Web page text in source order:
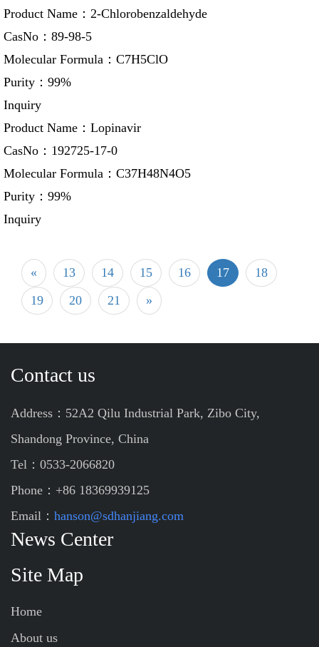
Product Name： 2-Chlorobenzaldehyde
CasNo： 89-98-5
Molecular Formula： C7H5ClO
Purity： 99%
Inquiry
Product Name： Lopinavir
CasNo： 192725-17-0
Molecular Formula： C37H48N4O5
Purity： 99%
Inquiry
« 13 14 15 16 17
18
19
20 21 »
Contact us
Address：52A2 Qilu Industrial Park, Zibo City,
Shandong Province, China
Tel：0533-2066820
Phone：+86 18369939125
Email： hanson@sdhanjiang.com
News Center
Site Map
Home
About us